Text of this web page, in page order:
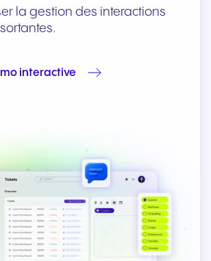
la gestion des interactions
interactive